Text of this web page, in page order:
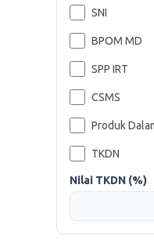
SNI
BPOM MD
SPP IRT
CSMS
Produk
TKDN
Nilai TKDN (%)